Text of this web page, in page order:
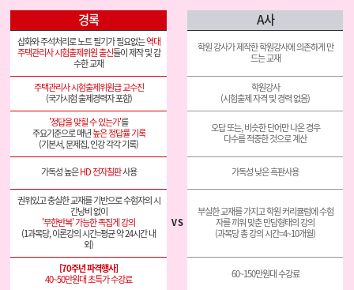
경록 A사
삽화와 주석처리로 노트 필기가 필요없는역대
주택관리사 시험출제위원 출신들이 제작 및 감
수한 교재
학원 강사가 제작한 학원강사에 의존하게 만
드는 교재
주택관리사 시험출제위원급 교수진
(국가시험 출제경력자 포함)
학원강사
(시험출제 자격 및 경력 없음)
'정답을 맞힐 수 있는가'를
주요기준으로 매년높은 정답률 기록
(기본서, 문제집, 인강 각각 기록)
오답 또는, 비슷한 단어만 나온 경우
다수를 적중한 것으로 계산
가독성 높은HD 전자칠판사용 가독성 낮은 흑판사용
권위있고 충실한 교재를 기반으로 수험자의 시
간낭비 없이
'무한반복' 가능한 족집게 강의
외)
V S
부실한 교재를 가지고 학원 커리큘럼에 수험
자를 끼워 맞춘 만담형태의 강의
(과목당 총 강의 시간=4~10개월)
[70주년 파격행사]
40~50만원대 초특가 수강료
60~150만원대 수강료